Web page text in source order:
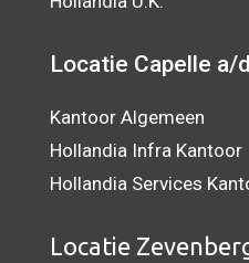
Locatie Capelle a/
Kantoor Algemeen
Hollandia Infra Kantoor
Hollandia Services
Locatie